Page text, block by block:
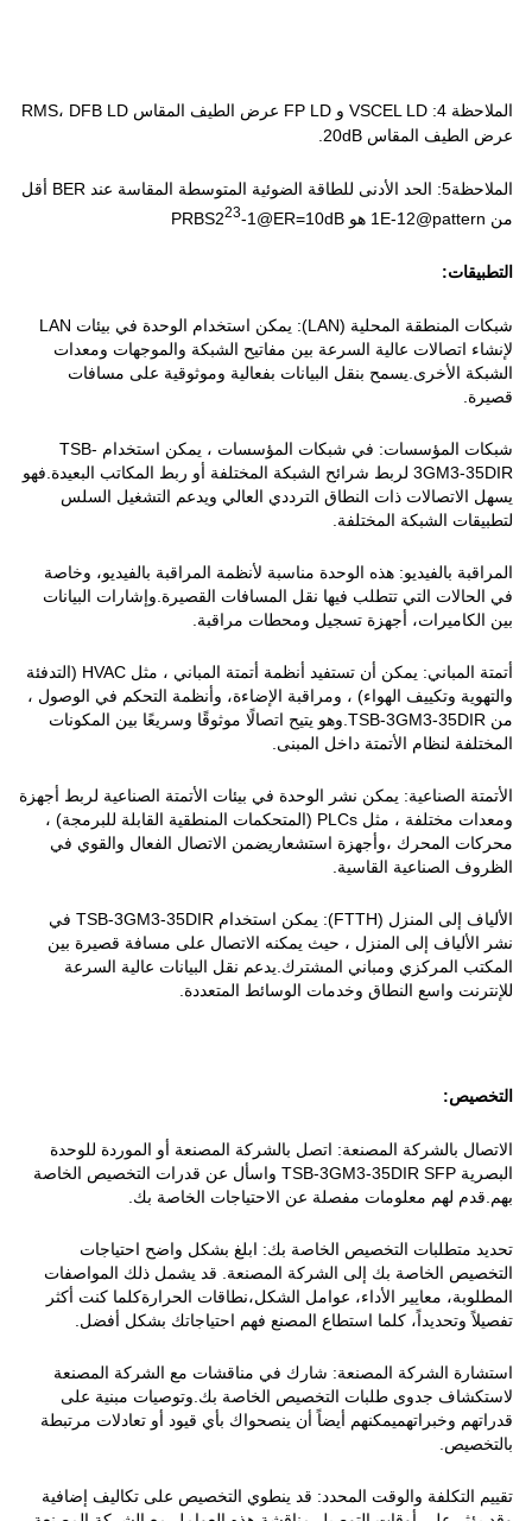
الملاحظة 4: VSCEL LD و FP LD عرض الطيف المقاس RMS، DFB LD
عرض الطيف المقاس 20dB.
الملاحظة5: الحد الأدنى للطاقة الضوئية المتوسطة المقاسة عند BER أقل
من 1E-12@pattern هو PRBS2
23-1@ER=10dB
التطبيقات:
شبكات المنطقة المحلية (LAN): يمكن استخدام الوحدة في بيئات LAN
لإنشاء اتصالات عالية السرعة بين مفاتيح الشبكة والموجهات ومعدات
الشبكة الأخرى.يسمح بنقل البيانات بفعالية وموثوقية على مسافات
قصيرة.
شبكات المؤسسات: في شبكات المؤسسات ، يمكن استخدام TSB-
3GM3-35DIR لربط شرائح الشبكة المختلفة أو ربط المكاتب البعيدة.فهو
يسهل الاتصالات ذات النطاق الترددي العالي ويدعم التشغيل السلس
لتطبيقات الشبكة المختلفة.
المراقبة بالفيديو: هذه الوحدة مناسبة لأنظمة المراقبة بالفيديو، وخاصة
في الحالات التي تتطلب فيها نقل المسافات القصيرة.وإشارات البيانات
بين الكاميرات، أجهزة تسجيل ومحطات مراقبة.
أتمتة المباني: يمكن أن تستفيد أنظمة أتمتة المباني ، مثل HVAC (التدفئة
والتهوية وتكييف الهواء) ، ومراقبة الإضاءة، وأنظمة التحكم في الوصول ،
من TSB-3GM3-35DIR.وهو يتيح اتصالًا موثوقًا وسريعًا بين المكونات
المختلفة لنظام الأتمتة داخل المبنى.
الأتمتة الصناعية: يمكن نشر الوحدة في بيئات الأتمتة الصناعية لربط أجهزة
ومعدات مختلفة ، مثل PLCs (المتحكمات المنطقية القابلة للبرمجة) ،
محركات المحرك ،وأجهزة استشعاريضمن الاتصال الفعال والقوي في
الظروف الصناعية القاسية.
الألياف إلى المنزل (FTTH): يمكن استخدام TSB-3GM3-35DIR في
نشر الألياف إلى المنزل ، حيث يمكنه الاتصال على مسافة قصيرة بين
المكتب المركزي ومباني المشترك.يدعم نقل البيانات عالية السرعة
للإنترنت واسع النطاق وخدمات الوسائط المتعددة.
التخصيص:
الاتصال بالشركة المصنعة: اتصل بالشركة المصنعة أو الموردة للوحدة
البصرية TSB-3GM3-35DIR SFP واسأل عن قدرات التخصيص الخاصة
بهم.قدم لهم معلومات مفصلة عن الاحتياجات الخاصة بك.
تحديد متطلبات التخصيص الخاصة بك: ابلغ بشكل واضح احتياجات
التخصيص الخاصة بك إلى الشركة المصنعة. قد يشمل ذلك المواصفات
المطلوبة، معايير الأداء، عوامل الشكل،نطاقات الحرارةكلما كنت أكثر
تفصيلاً وتحديداً، كلما استطاع المصنع فهم احتياجاتك بشكل أفضل.
استشارة الشركة المصنعة: شارك في مناقشات مع الشركة المصنعة
لاستكشاف جدوى طلبات التخصيص الخاصة بك.وتوصيات مبنية على
قدراتهم وخبراتهميمكنهم أيضاً أن ينصحواك بأي قيود أو تعادلات مرتبطة
بالتخصيص.
تقييم التكلفة والوقت المحدد: قد ينطوي التخصيص على تكاليف إضافية